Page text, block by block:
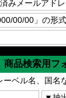
商品検索用フ
ーベル名、国名